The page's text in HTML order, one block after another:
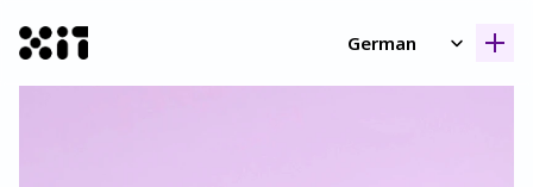
German